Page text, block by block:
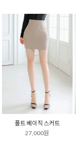
폴트 베이직 스커트
27,000원